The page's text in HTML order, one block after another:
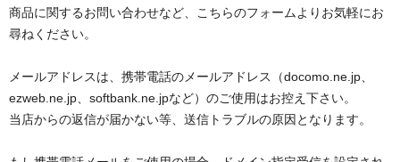
商品に関するお問い合わせなど、こちらのフォームよりお気軽にお
尋ねください。
メールアドレスは、携帯電話のメールアドレス（docomo.ne.jp、
ezweb.ne.jp、softbank.ne.jpなど）のご使用はお控え下さい。
当店からの返信が届かない等、送信トラブルの原因となります。